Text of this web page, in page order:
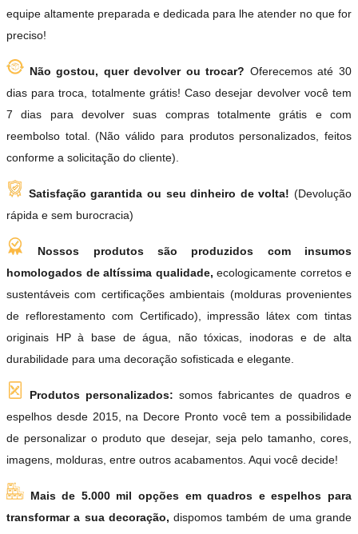
equipe altamente preparada e dedicada para lhe atender no que for
preciso!
Não gostou, quer devolver ou trocar? Oferecemos até 30
dias para troca, totalmente grátis! Caso desejar devolver você tem
7 dias para devolver suas compras totalmente grátis e com
reembolso total. (Não válido para produtos personalizados, feitos
conforme a solicitação do cliente).
Satisfação garantida ou seu dinheiro de volta! (Devolução
rápida e sem burocracia)
Nossos produtos são produzidos com insumos
homologados de altíssima qualidade, ecologicamente corretos e
sustentáveis com certificações ambientais (molduras provenientes
de reflorestamento com Certificado), impressão látex com tintas
originais HP à base de água, não tóxicas, inodoras e de alta
durabilidade para uma decoração sofisticada e elegante.
Produtos personalizados: somos fabricantes de quadros e
espelhos desde 2015, na Decore Pronto você tem a possibilidade
de personalizar o produto que desejar, seja pelo tamanho, cores,
imagens, molduras, entre outros acabamentos. Aqui você decide!
Mais de 5.000 mil opções em quadros e espelhos para
transformar a sua decoração, dispomos também de uma grande